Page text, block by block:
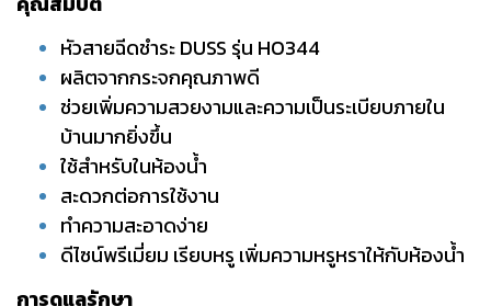
หัวสายฉีดชำระ DUSS รุ่น HO344
ผลิตจากกระจกคุณภาพดี
ช่วยเพิ่มความสวยงามและความเป็นระเบียบภายใน
บ้านมากยิ่งขึ้น
ใช้สำหรับในห้องน้ำ
สะดวกต่อการใช้งาน
ทำความสะอาดง่าย
ดีไซน์พรีเมี่ยม เรียบหรู เพิ่มความหรูหราให้กับห้องน้ำ
การดูแลรักษา